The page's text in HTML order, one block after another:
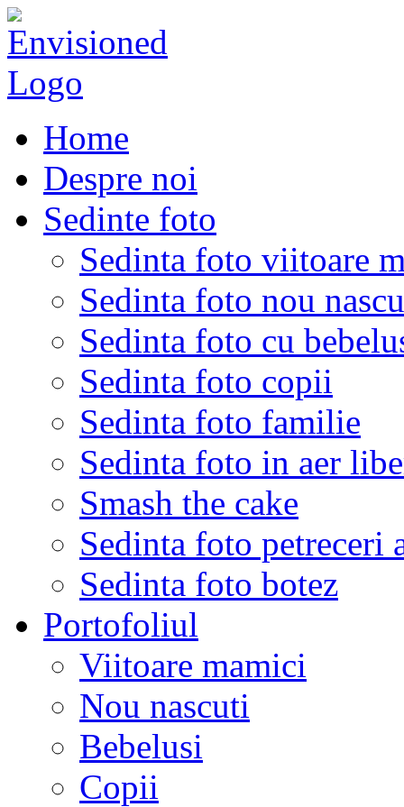
Home
Despre noi
Sedinte foto
Sedinta foto viitoare
Sedinta foto nou
Sedinta foto cu
Sedinta foto copii
Sedinta foto familie
Sedinta foto in aer
Smash the cake
Sedinta foto petreceri
Sedinta foto botez
Portofoliul
Viitoare mamici
Nou nascuti
Bebelusi
Copii